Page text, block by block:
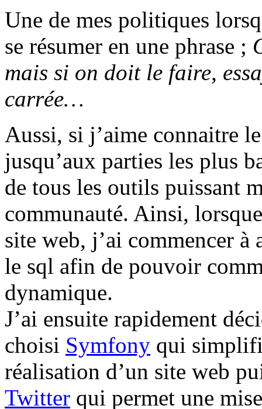
Une de mes politiques
se résumer en une phrase ;
mais si on doit le faire,
carrée…
Aussi, si j’aime connaitre
jusqu’aux parties les plus
de tous les outils puissant
communauté. Ainsi,
site web, j’ai commencer
le sql afin de pouvoir
dynamique.
J’ai ensuite rapidement
choisi Symfony qui
réalisation d’un site web
Twitter qui permet une